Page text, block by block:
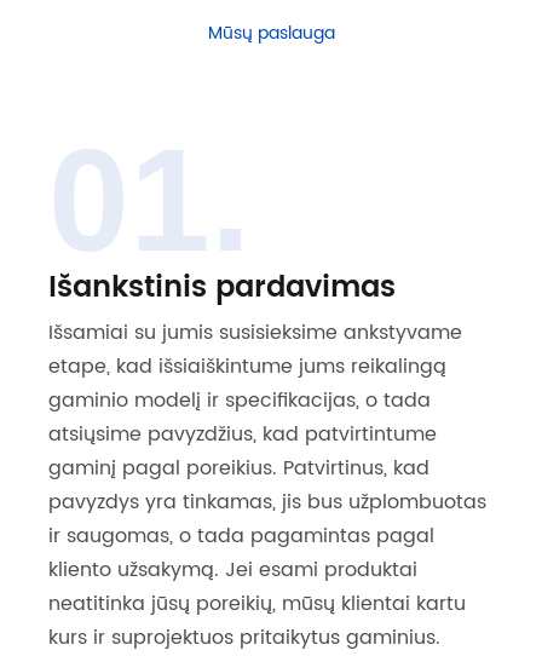
Mūsų paslauga
01.
Išankstinis pardavimas
Išsamiai su jumis susisieksime ankstyvame
etape, kad išsiaiškintume jums reikalingą
gaminio modelį ir specifikacijas, o tada
atsiųsime pavyzdžius, kad patvirtintume
gaminį pagal poreikius. Patvirtinus, kad
pavyzdys yra tinkamas, jis bus užplombuotas
ir saugomas, o tada pagamintas pagal
kliento užsakymą. Jei esami produktai
neatitinka jūsų poreikių, mūsų klientai kartu
kurs ir suprojektuos pritaikytus gaminius.